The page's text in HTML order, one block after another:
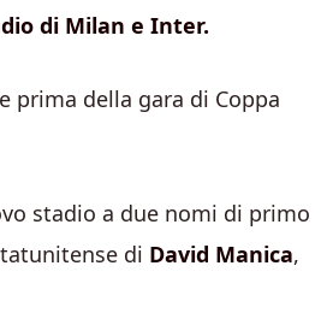
di Milan e Inter.
prima della gara di Coppa
stadio a due nomi di primo
di David Manica,